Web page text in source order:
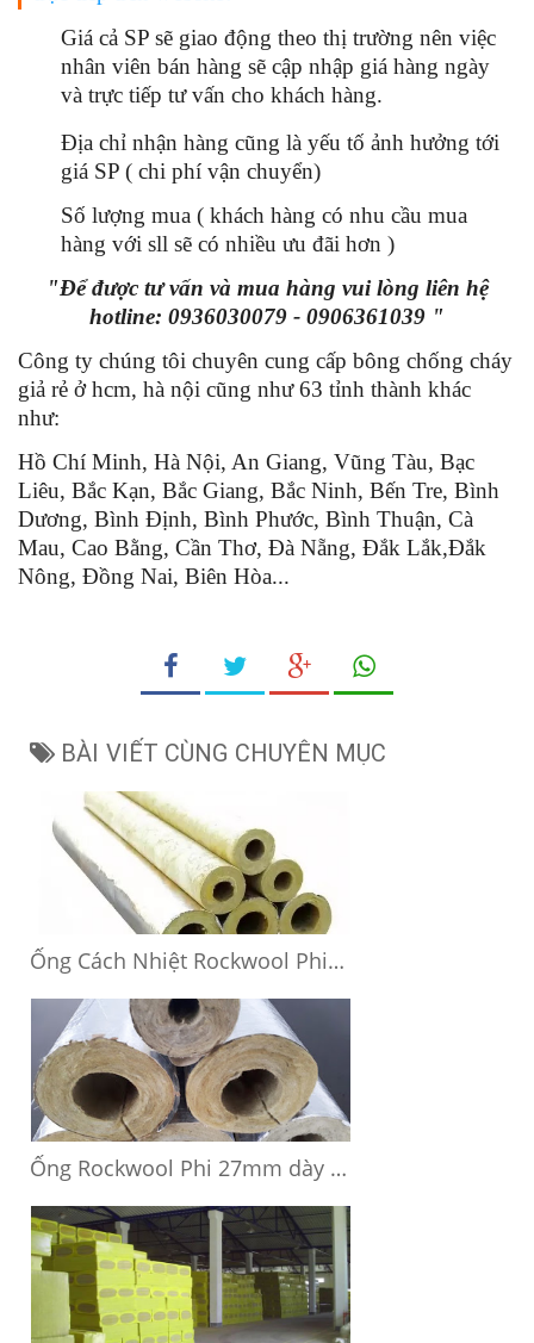
Giá cả SP sẽ giao động theo thị trường nên việc
nhân viên bán hàng sẽ cập nhập giá hàng ngày
và trực tiếp tư vấn cho khách hàng.
Địa chỉ nhận hàng cũng là yếu tố ảnh hưởng tới
giá SP ( chi phí vận chuyển)
Số lượng mua ( khách hàng có nhu cầu mua
hàng với sll sẽ có nhiều ưu đãi hơn )
"Để được tư vấn và mua hàng vui lòng liên hệ
hotline: 0936030079 - 0906361039 "
Công ty chúng tôi chuyên cung cấp bông chống cháy
giả rẻ ở hcm, hà nội cũng như 63 tỉnh thành khác
như:
Hồ Chí Minh, Hà Nội, An Giang, Vũng Tàu, Bạc
Liêu, Bắc Kạn, Bắc Giang, Bắc Ninh, Bến Tre, Bình
Dương, Bình Định, Bình Phước, Bình Thuận, Cà
Mau, Cao Bằng, Cần Thơ, Đà Nẵng, Đắk Lắk,Đắk
Nông, Đồng Nai, Biên Hòa...
BÀI VIẾT CÙNG CHUYÊN MỤC
Ống Cách Nhiệt Rockwool Phi 34mm Dày 25mm & 50mm
Ống Rockwool Phi 27mm dày 25 - 50mm